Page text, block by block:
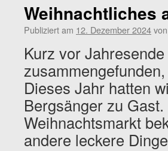
Weihnachtliches
Publiziert am 12. Dezember 2024von
Kurz vor
Dieses Jahr hatten
Bergsänger zu
Weihnachtsmarkt
andere leckere